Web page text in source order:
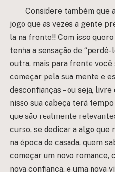
Considere também que
jogo que as vezes a gente
la na frente!! Com isso
tenha a sensação de
outra, mais para frente você
começar pela sua mente e
desconfianças – ou seja, livre
nisso sua cabeça terá
que são realmente
curso, se dedicar a algo que
na época de casada, quem
começar um novo romance,
nova confiança, e uma nova